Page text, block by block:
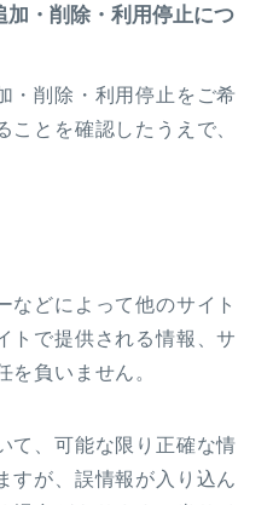
・削除・利用停止につ
・削除・利用停止をご希
とを確認したうえで、
などによって他のサイト
トで提供される情報、サ
を負いません。
て、可能な限り正確な情
すが、誤情報が入り込ん